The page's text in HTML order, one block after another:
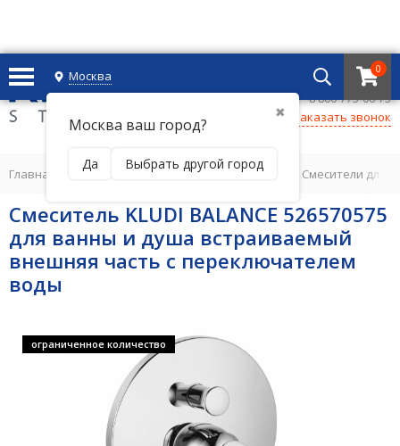
Москва
✖
Москва ваш город?
Да Выбрать другой город
0
+7 495 221 69 55
8 800-775-06-73
Заказать звонок
Главная СМЕСИТЕЛИ ДЛЯ ВАННОЙ КОМНАТЫ Смесители для
Смеситель KLUDI BALANCE 526570575
для ванны и душа встраиваемый
внешняя часть с переключателем
воды
ограниченное количество